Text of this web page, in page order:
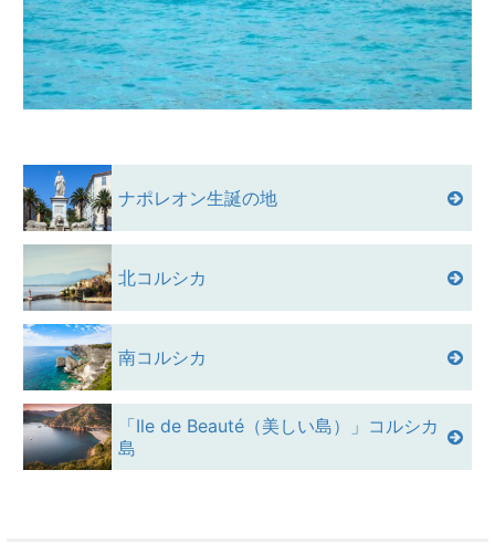
ナポレオン生誕の地
北コルシカ
南コルシカ
「Ile de Beauté（美しい島）」コルシカ
島